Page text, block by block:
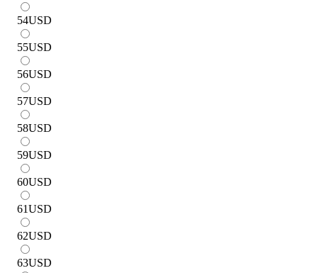
54USD
55USD
56USD
57USD
58USD
59USD
60USD
61USD
62USD
63USD